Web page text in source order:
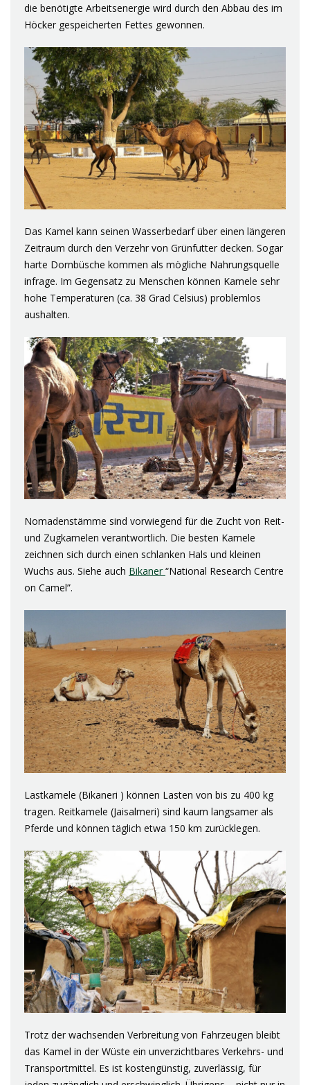
die benötigte Arbeitsenergie wird durch den Abbau des im
Höcker gespeicherten Fettes gewonnen.
Das Kamel kann seinen Wasserbedarf über einen längeren
Zeitraum durch den Verzehr von Grünfutter decken. Sogar
harte Dornbüsche kommen als mögliche Nahrungsquelle
infrage. Im Gegensatz zu Menschen können Kamele sehr
hohe Temperaturen (ca. 38 Grad Celsius) problemlos
aushalten.
Nomadenstämme sind vorwiegend für die Zucht von Reit-
und Zugkamelen verantwortlich. Die besten Kamele
zeichnen sich durch einen schlanken Hals und kleinen
Wuchs aus. Siehe auch Bikaner “National Research Centre
on Camel”.
Lastkamele (Bikaneri ) können Lasten von bis zu 400 kg
tragen. Reitkamele (Jaisalmeri) sind kaum langsamer als
Pferde und können täglich etwa 150 km zurücklegen.
Trotz der wachsenden Verbreitung von Fahrzeugen bleibt
das Kamel in der Wüste ein unverzichtbares Verkehrs- und
Transportmittel. Es ist kostengünstig, zuverlässig, für